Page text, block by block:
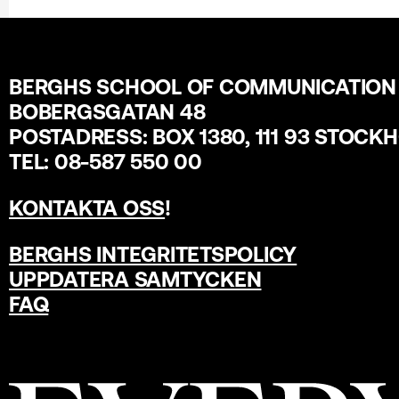
BERGHS SCHOOL OF COMMUNICATION
BOBERGSGATAN 48
POSTADRESS: BOX 1380, 111 93
TEL: 08-587 550 00
KONTAKTA OSS!
BERGHS INTEGRITETSPOLICY
UPPDATERA SAMTYCKEN
FAQ